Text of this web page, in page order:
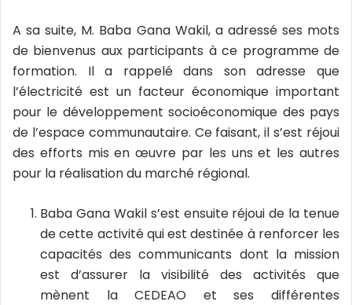
A sa suite, M. Baba Gana Wakil, a adressé ses mots
de bienvenus aux participants à ce programme de
formation. Il a rappelé dans son adresse que
l’électricité est un facteur économique important
pour le développement socioéconomique des pays
de l’espace communautaire. Ce faisant, il s’est réjoui
des efforts mis en œuvre par les uns et les autres
pour la réalisation du marché régional.
Baba Gana Wakil s’est ensuite réjoui de la tenue
de cette activité qui est destinée à renforcer les
capacités des communicants dont la mission
est d’assurer la visibilité des activités que
mènent la CEDEAO et ses différentes